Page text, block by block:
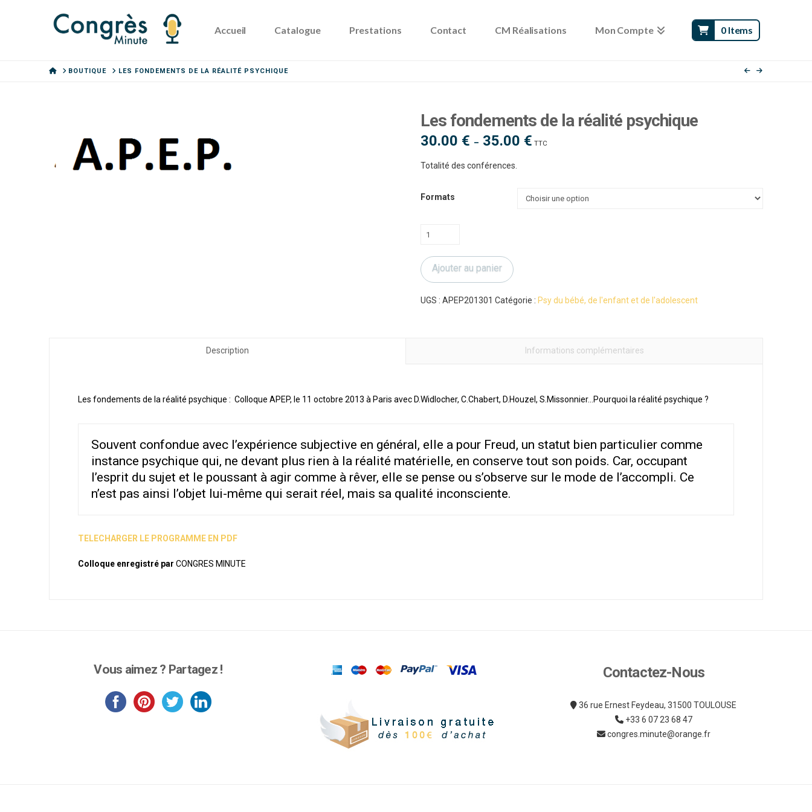
Accueil Catalogue Prestations Contact CM Réalisations Mon Compte 0 Items
HOMEBOUTIQUE LES FONDEMENTS DE LA RÉALITÉ PSYCHIQUE
Les fondements de la réalité psychique
30.00 € – 35.00 €Plage
de
TTC
Totalité des conférences.
Formats
quantité
Les
fondements
la
Ajouter au panier
UGS : APEP201301 Catégorie : Psy du bébé, de l'enfant et de l'adolescent
Description Informations complémentaires
Les fondements de la réalité psychique : Colloque APEP, le 11 octobre 2013 à Paris avec D.Widlocher, C.Chabert, D.Houzel, S.Missonnier…Pourquoi la réalité psychique ?
Souvent confondue avec l’expérience subjective en général, elle a pour Freud, un statut bien particulier comme
instance psychique qui, ne devant plus rien à la réalité matérielle, en conserve tout son poids. Car, occupant
l’esprit du sujet et le poussant à agir comme à rêver, elle se pense ou s’observe sur le mode de l’accompli. Ce
n’est pas ainsi l’objet lui-même qui serait réel, mais sa qualité inconsciente.
TELECHARGER LE PROGRAMME EN PDF
Colloque enregistré par CONGRES MINUTE
Vous aimez ? Partagez ! Contactez-Nous
36 rue Ernest Feydeau, 31500 TOULOUSE
+33 6 07 23 68 47
congres.minute@orange.fr